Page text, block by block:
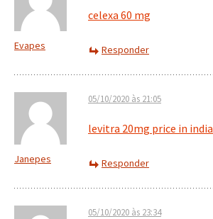
Evapes
celexa 60 mg
Responder
Janepes
05/10/2020 às 21:05
levitra 20mg price in india
Responder
05/10/2020 às 23:34